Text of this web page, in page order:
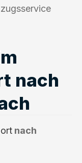
nach
nach